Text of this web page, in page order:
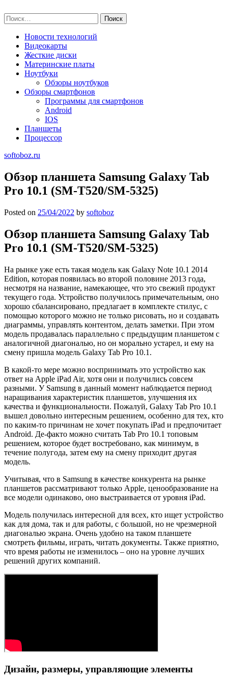
to
content
Найти:
Новости технологий
Видеокарты
Жесткие диски
Материнские платы
Ноутбуки
Обзоры ноутбуков
Обзоры смартфонов
Программы для смартфонов
Android
IOS
Планшеты
Процессор
softoboz.ru
Обзор планшета Samsung Galaxy Tab
Pro 10.1 (SM-T520/SM-5325)
Posted on 25/04/2022 by softoboz
Обзор планшета Samsung Galaxy Tab
Pro 10.1 (SM-T520/SM-5325)
На рынке уже есть такая модель как Galaxy Note 10.1 2014
Edition, которая появилась во второй половине 2013 года,
несмотря на название, намекающее, что это свежий продукт
текущего года. Устройство получилось примечательным, оно
хорошо сбалансировано, предлагает в комплекте стилус, с
помощью которого можно не только рисовать, но и создавать
диаграммы, управлять контентом, делать заметки. При этом
модель продавалась параллельно с предыдущим планшетом с
аналогичной диагональю, но он морально устарел, и ему на
смену пришла модель Galaxy Tab Pro 10.1.
В какой-то мере можно воспринимать это устройство как
ответ на Apple iPad Air, хотя они и получились совсем
разными. У Samsung в данный момент наблюдается период
наращивания характеристик планшетов, улучшения их
качества и функциональности. Пожалуй, Galaxy Tab Pro 10.1
вышел довольно интересным решением, особенно для тех, кто
по каким-то причинам не хочет покупать iPad и предпочитает
Android. Де-факто можно считать Tab Pro 10.1 топовым
решением, которое будет востребовано, как минимум, в
течение полугода, затем ему на смену приходит другая
модель.
Учитывая, что в Samsung в качестве конкурента на рынке
планшетов рассматривают только Apple, ценообразование на
все модели одинаково, оно выстраивается от уровня iPad.
Модель получилась интересной для всех, кто ищет устройство
как для дома, так и для работы, с большой, но не чрезмерной
диагональю экрана. Очень удобно на таком планшете
смотреть фильмы, играть, читать документы. Также приятно,
что время работы не изменилось – оно на уровне лучших
решений других компаний.
Дизайн, размеры, управляющие элементы